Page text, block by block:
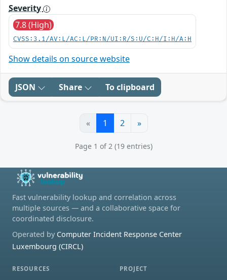
Severity
7.8 (High)
CVSS:3.1/AV:L/AC:L/PR:N/UI:R/S:U/C:H/I:H/A:H
Show details on source website
JSON Share To clipboard
« 1 2 »
Page 1 of 2 (19 entries)
Fast vulnerability lookup and correlation across
multiple sources — and a collaborative space for
coordinated disclosure.
Operated by Computer Incident Response Center
Luxembourg (CIRCL)
RESOURCES PROJECT